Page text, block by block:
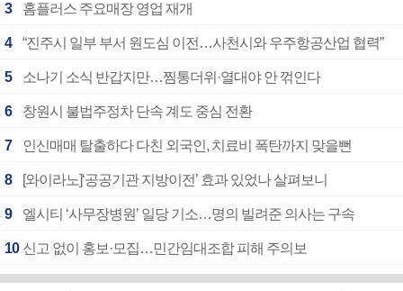
3 홈플러스 주요매장 영업 재개
4 “진주시 일부 부서 원도심 이전…사천시와 우주항공산업 협력”
5 소나기 소식 반갑지만…찜통더위·열대야 안 꺾인다
6 창원시 불법주정차 단속 계도 중심 전환
7 인신매매 탈출하다 다친 외국인, 치료비 폭탄까지 맞을뻔
8 [와이라노]‘공공기관 지방이전’ 효과 있었나 살펴보니
9 엘시티 ‘사무장병원’ 일당 기소…명의 빌려준 의사는 구속
10 신고 없이 홍보·모집…민간임대조합 피해 주의보